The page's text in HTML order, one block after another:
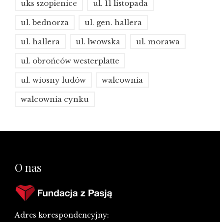
uks szopienice ul. 11 listopada
ul. bednorza ul. gen. hallera
ul. hallera ul. lwowska ul. morawa
ul. obrońców westerplatte
ul. wiosny ludów walcownia
walcownia cynku
O nas
Adres korespondencyjny: